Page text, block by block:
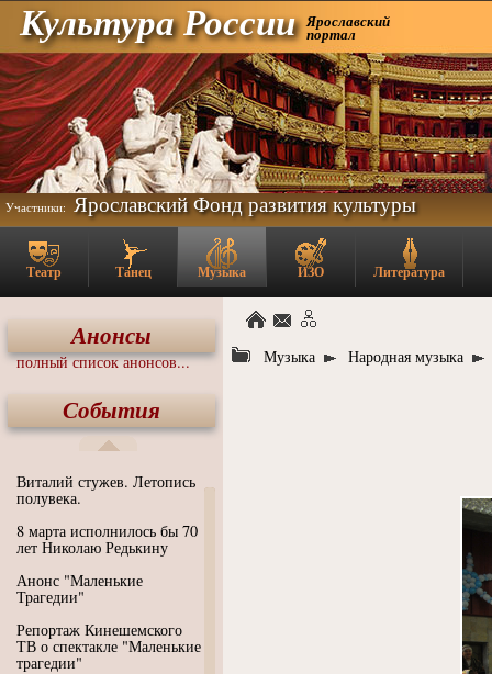
Культура России Ярославский
портал
Участники: Ярославский Фонд развития культуры
Театр Танец Музыка ИЗО Литература
Анонсы
полный список анонсов...
События
Виталий стужев. Летопись
полувека.
8 марта исполнилось бы 70
лет Николаю Редькину
Анонс "Маленькие
Трагедии"
Репортаж Кинешемского
ТВ о спектакле "Маленькие
трагедии"
Музыка Народная музыка